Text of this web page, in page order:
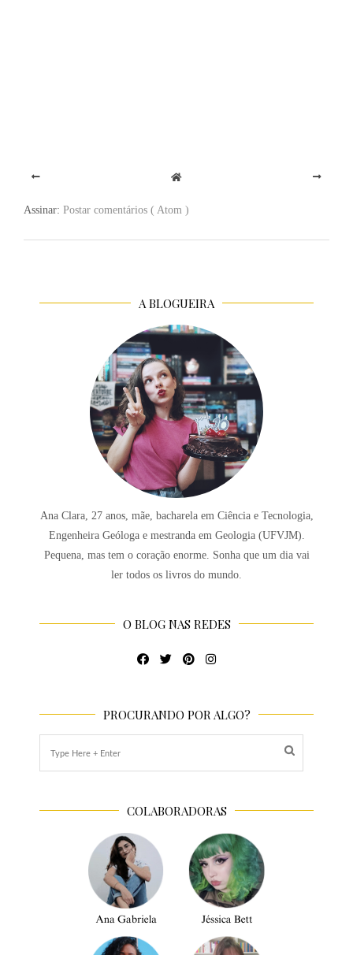
Assinar: Postar comentários ( Atom )
A BLOGUEIRA
Ana Clara, 27 anos, mãe, bacharela em Ciência e Tecnologia,
Engenheira Geóloga e mestranda em Geologia (UFVJM).
Pequena, mas tem o coração enorme. Sonha que um dia vai
ler todos os livros do mundo.
O BLOG NAS REDES
PROCURANDO POR ALGO?
COLABORADORAS